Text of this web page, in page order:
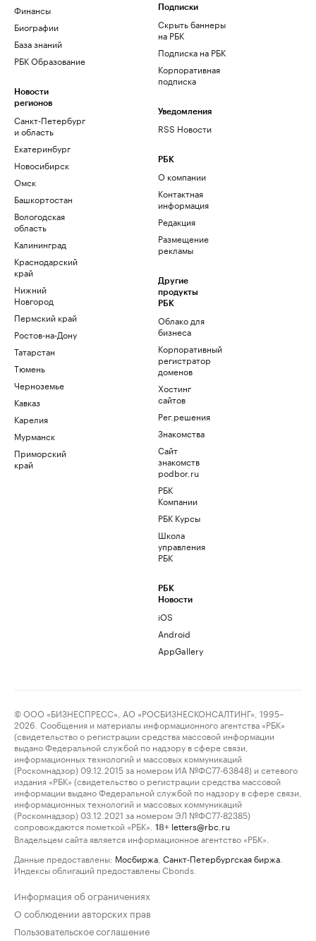
Финансы
Биографии
База знаний
РБК Образование
Новости
регионов
Санкт-Петербург
и область
Екатеринбург
Новосибирск
Омск
Башкортостан
Вологодская
область
Калининград
Краснодарский
край
Нижний
Новгород
Пермский край
Ростов-на-Дону
Татарстан
Тюмень
Черноземье
Кавказ
Карелия
Мурманск
Приморский
край
Подписки
Скрыть баннеры
на РБК
Подписка на РБК
Корпоративная
подписка
Уведомления
RSS Новости
РБК
О компании
Контактная
информация
Редакция
Размещение
рекламы
Другие
продукты
РБК
Облако для
бизнеса
Корпоративный
регистратор
доменов
Хостинг
сайтов
Рег.решения
Знакомства
Сайт
знакомств
podbor.ru
РБК
Компании
РБК Курсы
Школа
управления
РБК
РБК
Новости
iOS
Android
AppGallery
© ООО «БИЗНЕСПРЕСС», АО «РОСБИЗНЕСКОНСАЛТИНГ», 1995–
2026. Сообщения и материалы информационного агентства «РБК»
(свидетельство о регистрации средства массовой информации
выдано Федеральной службой по надзору в сфере связи,
информационных технологий и массовых коммуникаций
(Роскомнадзор) 09.12.2015 за номером ИА №ФС77-63848) и сетевого
издания «РБК» (свидетельство о регистрации средства массовой
информации выдано Федеральной службой по надзору в сфере связи,
информационных технологий и массовых коммуникаций
(Роскомнадзор) 03.12.2021 за номером ЭЛ №ФС77-82385)
сопровождаются пометкой «РБК».
18+ letters@rbc.ru
Владельцем сайта является информационное агентство «РБК».
Данные предоставлены: Мосбиржа Санкт-Петербургская биржа
Индексы облигаций предоставлены Cbonds.
Информация об ограничениях
О соблюдении авторских прав
Пользовательское соглашение